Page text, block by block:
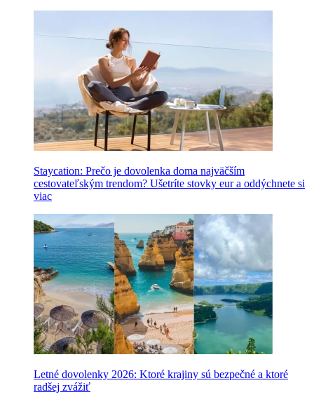
Staycation: Prečo je dovolenka doma najväčším
cestovateľským trendom? Ušetríte stovky eur a oddýchnete si
viac
Letné dovolenky 2026: Ktoré krajiny sú bezpečné a ktoré
radšej zvážiť